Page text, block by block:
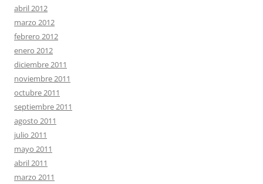
abril 2012
marzo 2012
febrero 2012
enero 2012
diciembre 2011
noviembre 2011
octubre 2011
septiembre 2011
agosto 2011
julio 2011
mayo 2011
abril 2011
marzo 2011